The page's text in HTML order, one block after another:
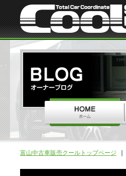
富山中古車販売クールトップページ